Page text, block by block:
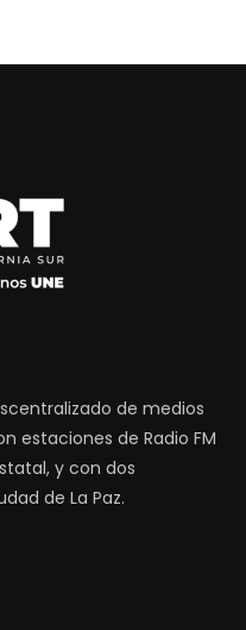
de medios
estaciones de Radio FM
y con dos
de La Paz.